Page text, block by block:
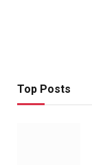
Top Posts